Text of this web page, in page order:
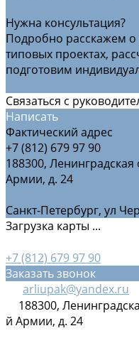
Нужна консультация?
Подробно расскажем о
типовых проектах,
подготовим
Связаться с
Написать
Фактический адрес
+7 (812) 679 97 90
188300, Ленинградская
Армии, д. 24
Санкт-Петербург, ул
Загрузка карты ...
+7 (812) 679 97 90
Заказать звонок
arliupak@yandex.ru
188300,
й Армии, д. 24